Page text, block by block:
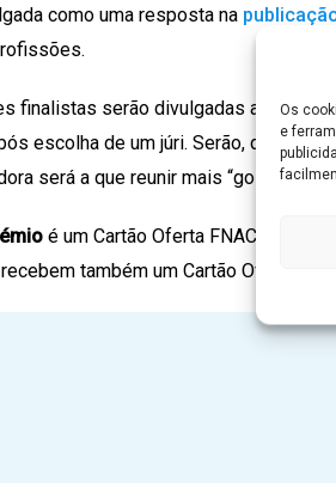
Os
e
como uma resposta na
finalistas serão divulgadas a 31 de
escolha de um júri. Serão, depois,
será a que reunir mais “gostos” e
é um Cartão Oferta FNAC no
também um Cartão Oferta